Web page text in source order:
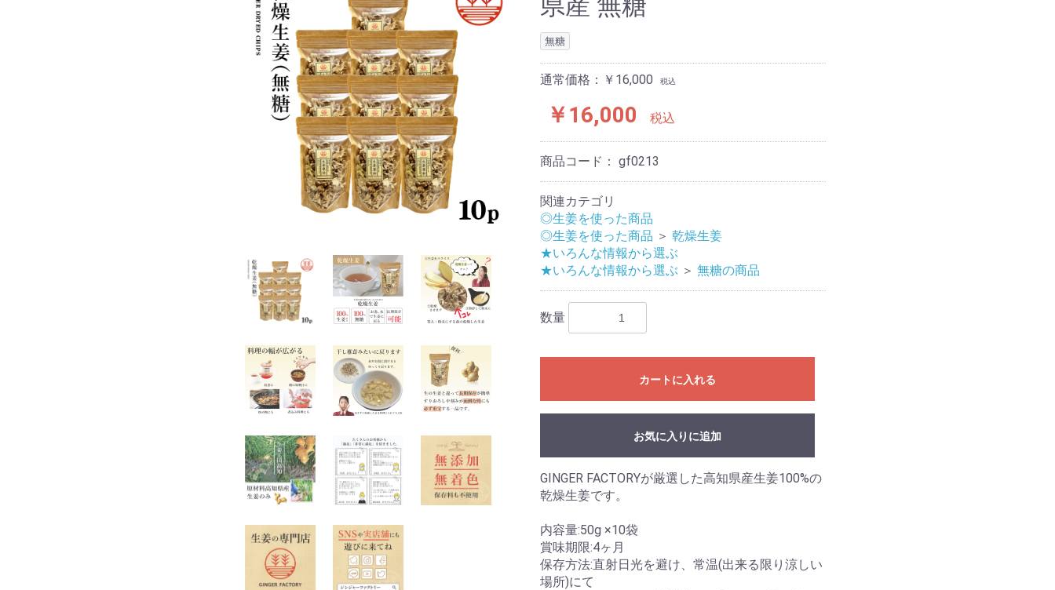
無糖
通常価格：￥16,000 税込
￥16,000 税込
商品コード： gf0213
関連カテゴリ
◎生姜を使った商品
◎生姜を使った商品 ＞ 乾燥生姜
★いろんな情報から選ぶ
★いろんな情報から選ぶ ＞ 無糖の商品
数量
カートに入れる
お気に入りに追加
GINGER FACTORYが厳選した高知県産生姜100%の
乾燥生姜です。
内容量:50g ×10袋
賞味期限:4ヶ月
保存方法:直射日光を避け、常温(出来る限り涼しい
場所)にて